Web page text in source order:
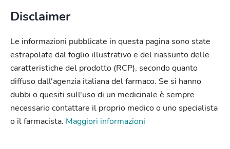
Disclaimer
Le informazioni pubblicate in questa pagina sono state
estrapolate dal foglio illustrativo e del riassunto delle
caratteristiche del prodotto (RCP), secondo quanto
diffuso dall'agenzia italiana del farmaco. Se si hanno
dubbi o quesiti sull'uso di un medicinale è sempre
necessario contattare il proprio medico o uno specialista
o il farmacista. Maggiori informazioni